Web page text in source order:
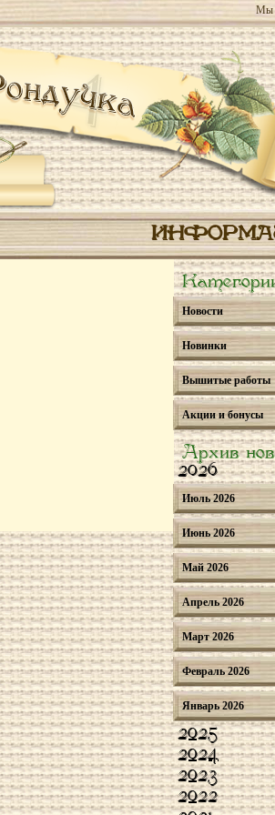
Мы
Новости
Новинки
Вышитые работы
Акции и бонусы
Архив
2026
Июль 2026
Июнь 2026
Май 2026
Апрель 2026
Март 2026
Февраль 2026
Январь 2026
2025
2024
2023
2022